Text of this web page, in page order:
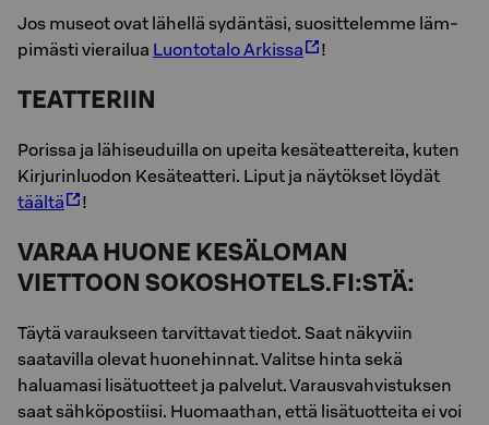
Jos museot ovat lä­hel­lä sy­dän­tä­si, suo­sit­te­lem­me läm­
pi­mäs­ti vie­rai­lua Luon­to­ta­lo Ar­kis­sa !
TEATTERIIN
Porissa ja lähiseuduilla on upeita kesäteattereita, kuten
Kirjurinluodon Kesäteatteri. Liput ja näytökset löydät
täältä
!
VARAA HUONE KESÄLOMAN
VIETTOON SOKOSHOTELS.FI:STÄ:
Täytä varaukseen tarvittavat tiedot. Saat näkyviin
saatavilla olevat huonehinnat. Valitse hinta sekä
haluamasi lisätuotteet ja palvelut. Varausvahvistuksen
saat sähköpostiisi. Huomaathan, että lisätuotteita ei voi